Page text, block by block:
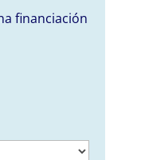
financiación